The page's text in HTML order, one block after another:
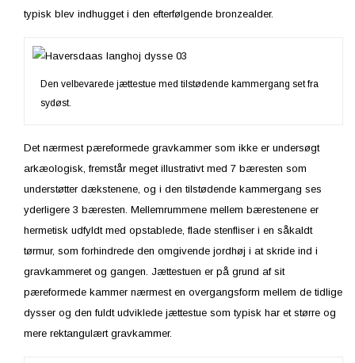
typisk blev indhugget i den efterfølgende bronzealder.
Den velbevarede jættestue med tilstødende kammergang set fra
sydøst.
Det nærmest pæreformede gravkammer som ikke er undersøgt
arkæologisk, fremstår meget illustrativt med 7 bæresten som
understøtter dækstenene, og i den tilstødende kammergang ses
yderligere 3 bæresten. Mellemrummene mellem bærestenene er
hermetisk udfyldt med opstablede, flade stenfliser i en såkaldt
tørmur, som forhindrede den omgivende jordhøj i at skride ind i
gravkammeret og gangen. Jættestuen er på grund af sit
pæreformede kammer nærmest en overgangsform mellem de tidlige
dysser og den fuldt udviklede jættestue som typisk har et større og
mere rektangulært gravkammer.